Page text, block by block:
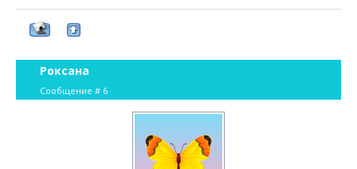
Роксана
Сообщение # 6